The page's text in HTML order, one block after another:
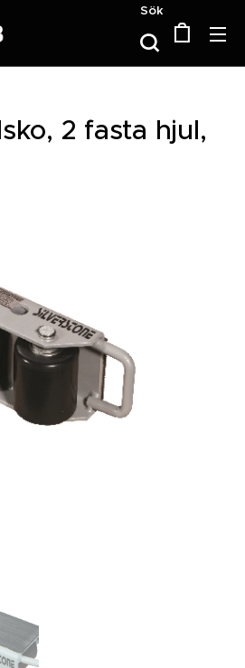
Sök
2 fasta hjul,